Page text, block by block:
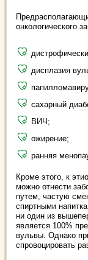
онкологического
дисплазия
сахарный
ВИЧ;
ожирение;
ранняя
Кроме этого, к
можно отнести
путем, частую
спиртными
ни один из
является 100%
вульвы. Однако
спровоцировать